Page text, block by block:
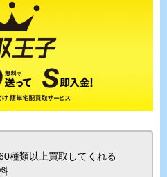
種類以上買取してくれる